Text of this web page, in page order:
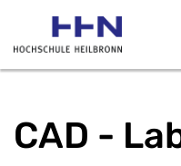
CAD -